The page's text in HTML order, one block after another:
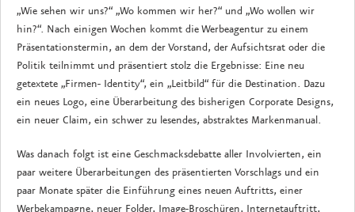
„Wie sehen wir uns?“ „Wo kommen wir her?“ und „Wo wollen wir
hin?“. Nach einigen Wochen kommt die Werbeagentur zu einem
Präsentationstermin, an dem der Vorstand, der Aufsichtsrat oder die
Politik teilnimmt und präsentiert stolz die Ergebnisse: Eine neu
getextete „Firmen- Identity“, ein „Leitbild“ für die Destination. Dazu
ein neues Logo, eine Überarbeitung des bisherigen Corporate Designs,
ein neuer Claim, ein schwer zu lesendes, abstraktes Markenmanual.
Was danach folgt ist eine Geschmacksdebatte aller Involvierten, ein
paar weitere Überarbeitungen des präsentierten Vorschlags und ein
paar Monate später die Einführung eines neuen Auftritts, einer
Werbekampagne, neuer Folder, Image-Broschüren, Internetauftritt,